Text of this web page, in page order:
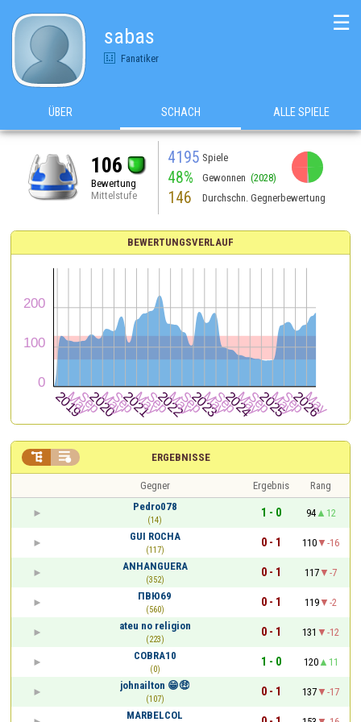
sabas
Fanatiker
☰
ÜBER SCHACH ALLE SPIELE
106
Bewertung
Mittelstufe
4195 Spiele
48% Gewonnen (2028)
146 Durchschn. Gegnerbewertung
BEWERTUNGSVERLAUF
ERGEBNISSE
 
Gegner Ergebnis
Rang
Pedro078
(14)
1 - 0 94
12
GUI ROCHA
(117)
0 - 1 110
-16
ANHANGUERA
(352)
0 - 1 117
-7
ПВЮ69
(560)
0 - 1 119
-2
ateu no religion
(223)
0 - 1 131
-12
COBRA10
(0)
1 - 0 120
11
johnailton 😁🤑
(107)
0 - 1 137
-17
MARBELCOL